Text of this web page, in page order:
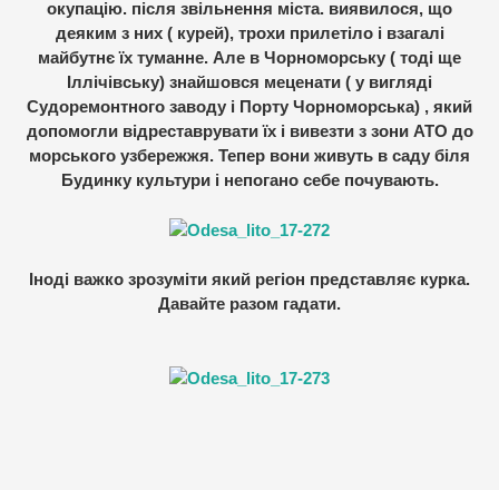
окупацію. після звільнення міста. виявилося, що
деяким з них ( курей), трохи прилетіло і взагалі
майбутнє їх туманне. Але в Чорноморську ( тоді ще
Іллічівську) знайшовся меценати ( у вигляді
Судоремонтного заводу і Порту Чорноморська) , який
допомогли відреставрувати їх і вивезти з зони АТО до
морського узбережжя. Тепер вони живуть в саду біля
Будинку культури і непогано себе почувають.
Іноді важко зрозуміти який регіон представляє курка.
Давайте разом гадати.